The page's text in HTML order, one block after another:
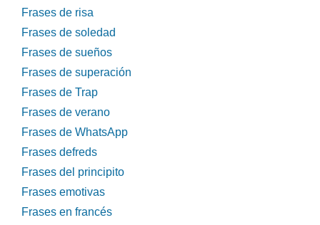
Frases de risa
Frases de soledad
Frases de sueños
Frases de superación
Frases de Trap
Frases de verano
Frases de WhatsApp
Frases defreds
Frases del principito
Frases emotivas
Frases en francés